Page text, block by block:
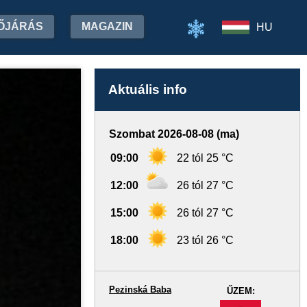
MAGAZIN HU
Aktuális info
Szombat 2026-08-08 (ma)
09:00 22 tól 25 °C
12:00 26 tól 27 °C
15:00 26 tól 27 °C
18:00 23 tól 26 °C
ŰZEM:
Pezinská Baba